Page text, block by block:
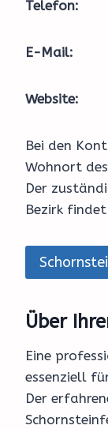
Telefon:
E-Mail:
Website:
Bei den
Wohnort
Der
Bezirk
Über
Eine
essenziell
Der